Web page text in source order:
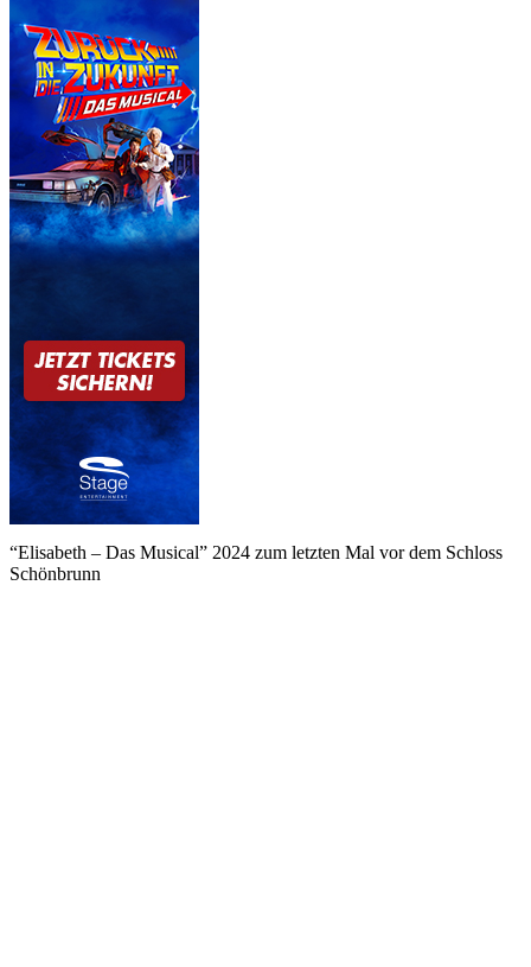
“Elisabeth – Das Musical” 2024 zum letzten Mal vor dem Schloss
Schönbrunn